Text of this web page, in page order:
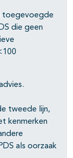
toegevoegde
die geen
tweede lijn,
kenmerken
als oorzaak